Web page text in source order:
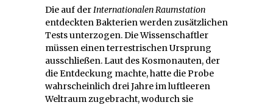
Die auf derInternationalen Raumstation
entdeckten Bakterien werden zusätzlichen
Tests unterzogen. Die Wissenschaftler
müssen einen terrestrischen Ursprung
ausschließen. Laut des Kosmonauten, der
die Entdeckung machte, hatte die Probe
wahrscheinlich drei Jahre im luftleeren
Weltraum zugebracht, wodurch sie